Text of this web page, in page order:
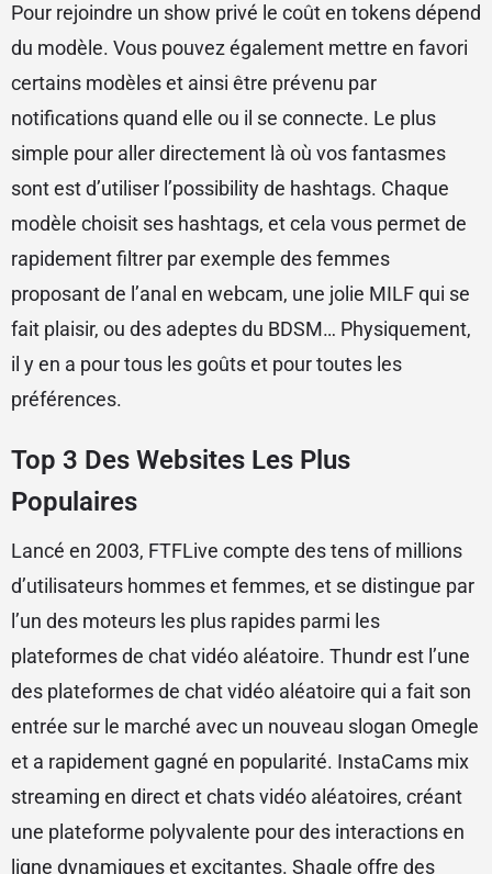
Pour rejoindre un show privé le coût en tokens dépend
du modèle. Vous pouvez également mettre en favori
certains modèles et ainsi être prévenu par
notifications quand elle ou il se connecte. Le plus
simple pour aller directement là où vos fantasmes
sont est d’utiliser l’possibility de hashtags. Chaque
modèle choisit ses hashtags, et cela vous permet de
rapidement filtrer par exemple des femmes
proposant de l’anal en webcam, une jolie MILF qui se
fait plaisir, ou des adeptes du BDSM… Physiquement,
il y en a pour tous les goûts et pour toutes les
préférences.
Top 3 Des Websites Les Plus
Populaires
Lancé en 2003, FTFLive compte des tens of millions
d’utilisateurs hommes et femmes, et se distingue par
l’un des moteurs les plus rapides parmi les
plateformes de chat vidéo aléatoire. Thundr est l’une
des plateformes de chat vidéo aléatoire qui a fait son
entrée sur le marché avec un nouveau slogan Omegle
et a rapidement gagné en popularité. InstaCams mix
streaming en direct et chats vidéo aléatoires, créant
une plateforme polyvalente pour des interactions en
ligne dynamiques et excitantes. Shagle offre des